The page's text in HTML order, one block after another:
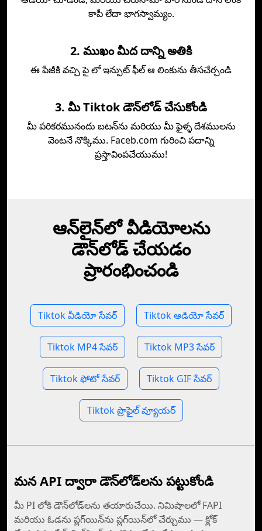
కాపీ లేదా భాగస్వామ్యం.
2. ముఖం మీద దాన్ని అతికి
ఈ పేజీకి వచ్చి పై లో ఇన్పుట్ ఫీల్ ఆ లింకును తీసచేర్చండి
3. మీ Tiktok డౌన్‌లోడ్‌ చేసుకోండి
మీ పరికరమునందు బటన్‌ను మరియు మీ ఫైళ్ళ దేశములను
వెంటనే నొక్కిము. Faceb.com గురించి పదాన్ని
ప్రస్తావింపచేయుము!
ఆన్‌లైన్‌లో వీడియోలను
డౌన్‌లోడ్ చేయడం
ప్రారంభించండి
Tiktok వీడియో సేవర్ Tiktok ఆడియో సేవర్
Tiktok MP4 సేవర్ Tiktok MP3 సేవర్
Tiktok ఫోటో సేవర్ Tiktok GIF సేవర్
Tiktok ప్రొఫైల్ వ్యూయర్
మన API ద్వారా డౌన్‌లోడ్‌లను పట్టుకోండి
మీ PI లోకి డౌన్‌లోడ్‌లను తయారుచేయి. నిమిషాలలో FAPI
మరియు ఓడను ప్లగ్‌యిన్‌ను ప్లగ్‌యిన్‌లో చేర్చుము —⁠ క్లోక్‌